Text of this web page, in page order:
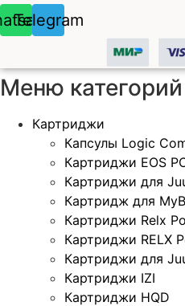
Telegram
Меню категорий
Картриджи
Капсулы Logic
Картриджи EOS
Картриджи для
Картридж для
Картриджи Relx
Картриджи RELX
Картриджи для
Картриджи IZI
Картриджи HQD